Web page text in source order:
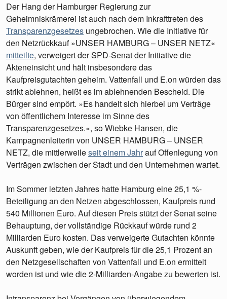
Der Hang der Hamburger Regierung zur
Geheimniskrämerei ist auch nach dem Inkrafttreten des
Transparenzgesetzes ungebrochen. Wie die Initiative für
den Netzrückkauf »UNSER HAMBURG – UNSER NETZ«
mitteilte, verweigert der SPD-Senat der Initiative die
Akteneinsicht und hält insbesondere das
Kaufpreisgutachten geheim. Vattenfall und E.on würden das
strikt ablehnen, heißt es im ablehnenden Bescheid. Die
Bürger sind empört. »Es handelt sich hierbei um Verträge
von öffentlichem Interesse im Sinne des
Transparenzgesetzes.«, so Wiebke Hansen, die
Kampagnenleiterin von UNSER HAMBURG – UNSER
NETZ, die mittlerweileseit einem Jahrauf Offenlegung von
Verträgen zwischen der Stadt und den Unternehmen wartet.
Im Sommer letzten Jahres hatte Hamburg eine 25,1 %-
Beteiligung an den Netzen abgeschlossen, Kaufpreis rund
540 Millionen Euro. Auf diesen Preis stützt der Senat seine
Behauptung, der vollständige Rückkauf würde rund 2
Milliarden Euro kosten. Das verweigerte Gutachten könnte
Auskunft geben, wie der Kaufpreis für die 25,1 Prozent an
den Netzgesellschaften von Vattenfall und E.on ermittelt
worden ist und wie die 2-Milliarden-Angabe zu bewerten ist.